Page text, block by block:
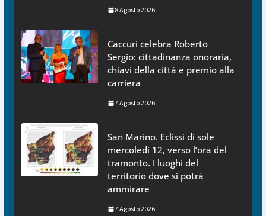
8 Agosto 2026
Caccuri celebra Roberto
Sergio: cittadinanza onoraria,
chiavi della città e premio alla
carriera
7 Agosto 2026
San Marino. Eclissi di sole
mercoledì 12, verso l’ora del
tramonto. I luoghi del
territorio dove si potrà
ammirare
7 Agosto 2026